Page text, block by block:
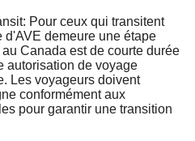
Pour ceux qui transitent
d'AVE demeure une étape
Canada est de courte durée
autorisation de voyage
Les voyageurs doivent
conformément aux
pour garantir une transition